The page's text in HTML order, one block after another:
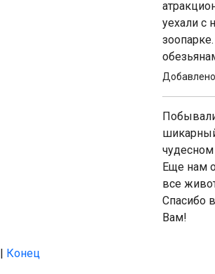
уехали с
чудесном
Еще нам
все
Спасибо
Вам!
| Конец